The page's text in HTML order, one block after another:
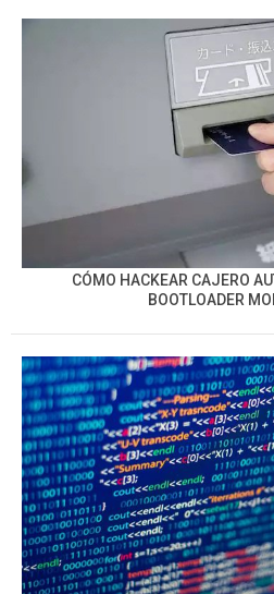
CÓMO HACKEAR CAJERO
BOOTLOADER